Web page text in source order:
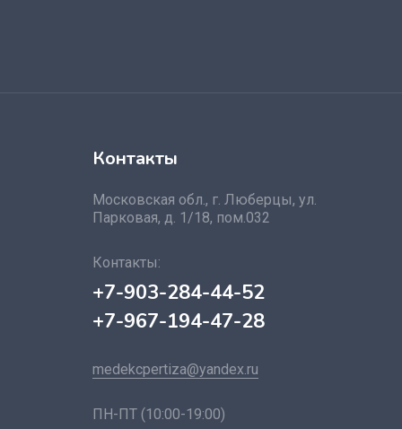
Контакты
Московская обл., г. Люберцы, ул.
Парковая, д. 1/18, пом.032
Контакты:
+7-903-284-44-52
+7-967-194-47-28
medekcpertiza@yandex.ru
ПН-ПТ (10:00-19:00)